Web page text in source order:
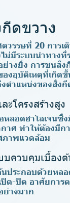
ดขวาง
รรษที่ 20 การเ
ม่มีระบบนำทาง
ย่างยิ่ง การชนสิ่
งอุบัติเหตุที่เกิด
ตำแหน่งของสิ่งกี
ะโครงสร้างสูง
ลอดฮาโลเจน
ศ ทำให้ต้องมีก
ภาพแวดล้อม
บควบคุมเบื้อง
ประกอบด้วยหล
ด-ปิด อาศัยการ
ย่างมาก